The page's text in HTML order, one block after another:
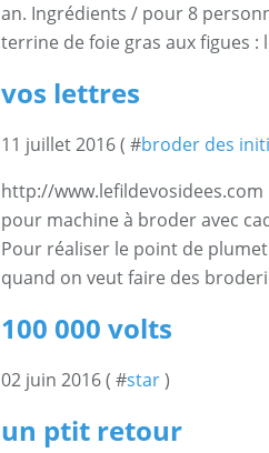
an. Ingrédients / pour 8
terrine de foie gras aux figues :
vos lettres
11 juillet 2016 ( #broder des
http://
pour machine à broder avec
Pour réaliser le point de
quand on veut faire des
100 000 volts
02 juin 2016 ( #star)
un ptit retour